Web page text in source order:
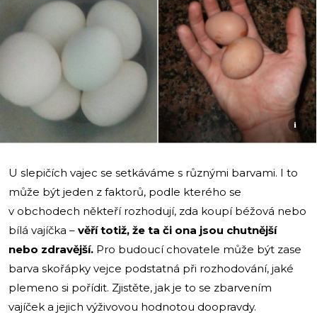
i
U slepičích vajec se setkáváme s různými barvami. I to
může být jeden z faktorů, podle kterého se
v obchodech někteří rozhodují, zda koupí béžová nebo
bílá vajíčka – věří totiž, že ta či ona jsou chutnější
nebo zdravější. Pro budoucí chovatele může být zase
barva skořápky vejce podstatná při rozhodování, jaké
plemeno si pořídit. Zjistěte, jak je to se zbarvením
vajíček a jejich výživovou hodnotou doopravdy.